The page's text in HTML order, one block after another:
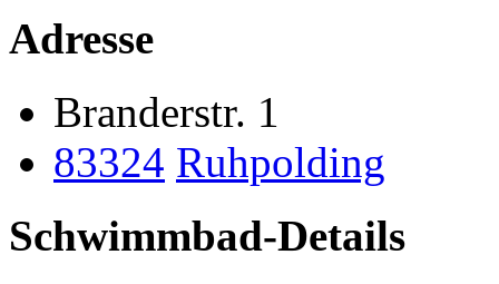
Adresse
Branderstr. 1
83324 Ruhpolding
Schwimmbad-Details